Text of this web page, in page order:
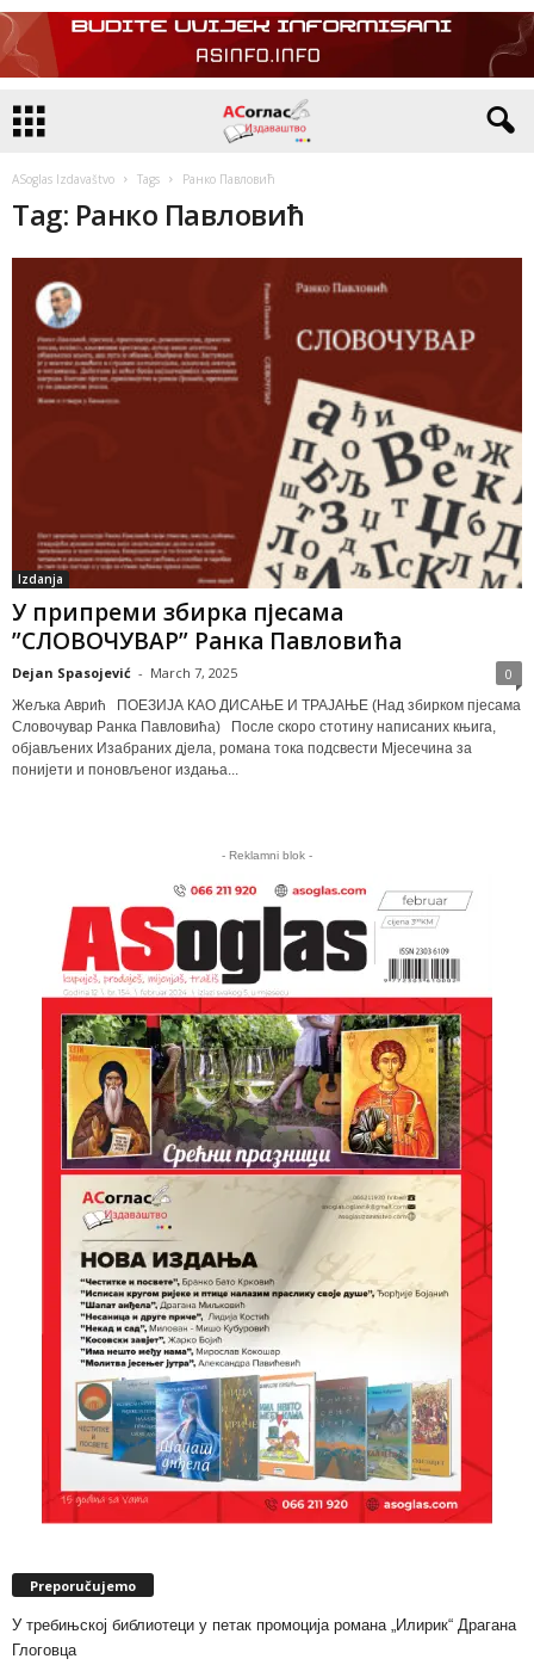
ASoglas Izdavaštvo Tags Ранко Павловић
Tag: Ранко Павловић
Izdanja
У припреми збирка пјесама
”СЛОВОЧУВАР” Ранка Павловића
Dejan Spasojević - March 7, 2025 0
Жељка Аврић ПОЕЗИЈА КАО ДИСАЊЕ И ТРАЈАЊЕ (Над збирком пјесама
Словочувар Ранка Павловића) После скоро стотину написаних књига,
објављених Изабраних дјела, романа тока подсвести Мјесечина за
понијети и поновљеног издања...
- Reklamni blok -
Preporučujemo
У требињској библиотеци у петак промоција романа „Илирик“ Драгана
Глоговца